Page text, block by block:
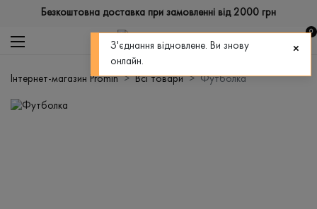
Безкоштовна доставка при замовленні від 2000 грн
0
Інтернет-магазин Promin Всі товари Футболка
З'єднання відновлене. Ви знову
онлайн.